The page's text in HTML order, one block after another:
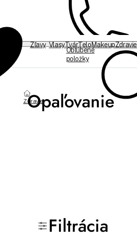
Obľúbené
položky
Zľavy VlasyTvárTeloMakeupZdravie
Zdravie
Opaľovanie
Filtrácia